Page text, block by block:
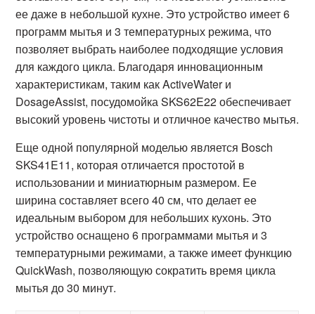
ее даже в небольшой кухне. Это устройство имеет 6
программ мытья и 3 температурных режима, что
позволяет выбрать наиболее подходящие условия
для каждого цикла. Благодаря инновационным
характеристикам, таким как ActiveWater и
DosageAssist, посудомойка SKS62E22 обеспечивает
высокий уровень чистоты и отличное качество мытья.
Еще одной популярной моделью является Bosch
SKS41E11, которая отличается простотой в
использовании и миниатюрным размером. Ее
ширина составляет всего 40 см, что делает ее
идеальным выбором для небольших кухонь. Это
устройство оснащено 6 программами мытья и 3
температурными режимами, а также имеет функцию
QuickWash, позволяющую сократить время цикла
мытья до 30 минут.